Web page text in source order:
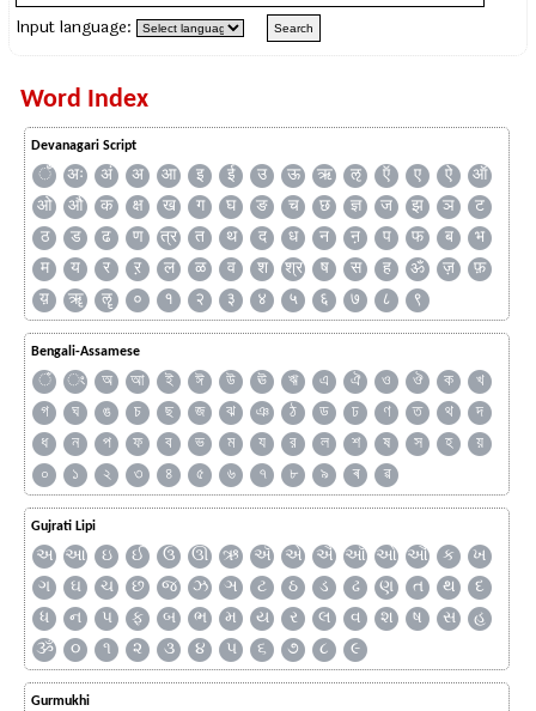
Input language:
Word Index
Devanagari Script
ँ अः अं अ आ इ ई उ ऊ ऋ ऌ ऍ ए ऐ
ऑ
ओ
औ क क्ष ख ग घ ङ च छ ज्ञ ज झ ञ
ट
ठ
ड ढ ण त्र त थ द ध न ऩ प फ ब
भ
म
य र ऱ ल ळ व श श्र ष स ह ॐ ज़
फ़
य़
ॠ ॡ ० १ २ ३ ४ ५ ६ ७ ८ ९
Bengali-Assamese
ঁ ং অ আ ই ঈ উ ঊ ঋ এ ঐ ও ঔ ক
খ
গ
ঘ ঙ চ ছ জ ঝ ঞ ঠ ড ঢ ণ ত থ
দ
ধ
ন প ফ ব ভ ম য র ল শ ষ স হ
য়
০
১ ২ ৩ ৪ ৫ ৬ ৭ ৮ ৯ ৰ ৱ
Gujrati Lipi
અ આ ઇ ઈ ઉ ઊ ઋ ઍ એ ઐ ઑ ઓ ઔ ક
ખ
ગ
ઘ ચ છ જ ઝ ઞ ટ ઠ ડ ઢ ણ ત થ
દ
ધ
ન પ ફ બ ભ મ ય ર લ વ શ ષ સ
હ
ૐ
૦ ૧ ૨ ૩ ૪ ૫ ૬ ૭ ૮ ૯
Gurmukhi